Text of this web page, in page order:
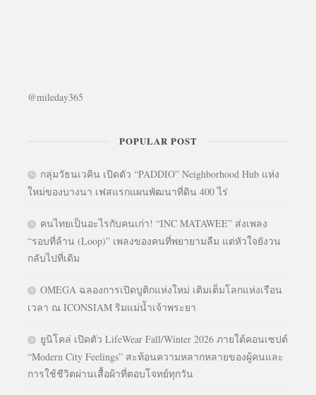
@mileday365
POPULAR POST
กลุ่มวัธนเวคิน เปิดตัว “PADDIO” Neighborhood Hub แห่ง
ใหม่ของบางนา เฟสแรกแผนพัฒนาที่ดิน 400 ไร่
คนไทยเป็นอะไรกับคนเก่า! “INC MATAWEE” ส่งเพลง
“รอบที่ล้าน (Loop)” เพลงของคนที่พยายามลืม แต่หัวใจยังวน
กลับไปที่เดิม
OMEGA ฉลองการเปิดบูติกแห่งใหม่ เติมเต็มโลกแห่งเรือน
เวลา ณ ICONSIAM ริมแม่น้ำเจ้าพระยา
ยูนิโคล่ เปิดตัว LifeWear Fall/Winter 2026 ภายใต้คอนเซปต์
“Modern City Feelings” สะท้อนความหลากหลายของผู้คนและ
การใช้ชีวิตผ่านเสื้อผ้าที่ตอบโจทย์ทุกวัน